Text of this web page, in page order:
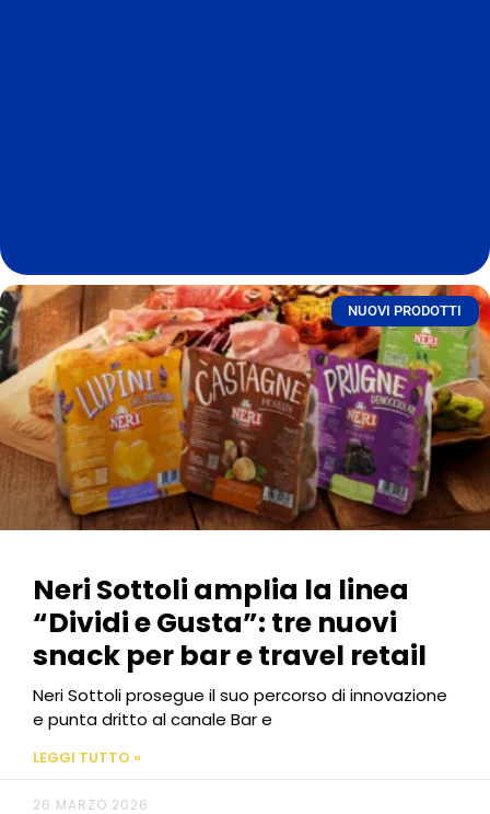
NUOVI PRODOTTI
Neri Sottoli amplia la linea
“Dividi e Gusta”: tre nuovi
snack per bar e travel retail
Neri Sottoli prosegue il suo percorso di innovazione
e punta dritto al canale Bar e
LEGGI TUTTO »
26 MARZO 2026